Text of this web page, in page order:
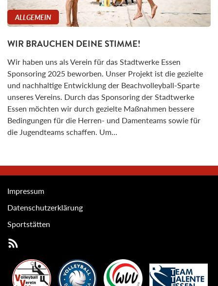
ALLGEMEIN
WIR BRAUCHEN DEINE STIMME!
Wir haben uns als Verein für das Stadtwerke Essen
Sponsoring 2025 beworben. Unser Projekt ist die gezielte
und nachhaltige Entwicklung der Beachvolleyball-Sparte
unseres Vereins. Durch das Sponsoring der Stadtwerke
Essen möchten wir durch gezielte Maßnahmen bessere
Bedingungen für die Herren- und Damenteams sowie für
die Jugendteams schaffen. Um…
Impressum
Datenschutzerklärung
Sportstätten